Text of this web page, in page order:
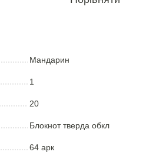
Мандарин
1
20
Блокнот тверда обкл
64 арк